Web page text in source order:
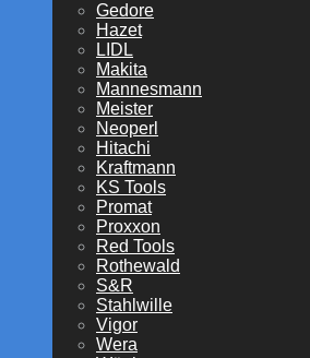
Gedore
Hazet
LIDL
Makita
Mannesmann
Meister
Neoperl
Hitachi
Kraftmann
KS Tools
Promat
Proxxon
Red Tools
Rothewald
S&R
Stahlwille
Vigor
Wera